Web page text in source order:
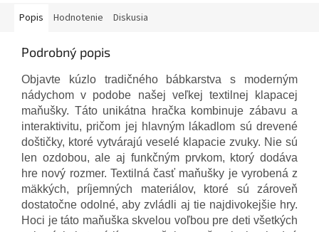
Popis Hodnotenie Diskusia
Podrobný popis
Objavte kúzlo tradičného bábkarstva s moderným
nádychom v podobe našej veľkej textilnej klapacej
maňušky. Táto unikátna hračka kombinuje zábavu a
interaktivitu, pričom jej hlavným lákadlom sú drevené
doštičky, ktoré vytvárajú veselé klapacie zvuky. Nie sú
len ozdobou, ale aj funkčným prvkom, ktorý dodáva
hre nový rozmer. Textilná časť maňušky je vyrobená z
mäkkých, príjemných materiálov, ktoré sú zároveň
dostatočne odolné, aby zvládli aj tie najdivokejšie hry.
Hoci je táto maňuška skvelou voľbou pre deti všetkých